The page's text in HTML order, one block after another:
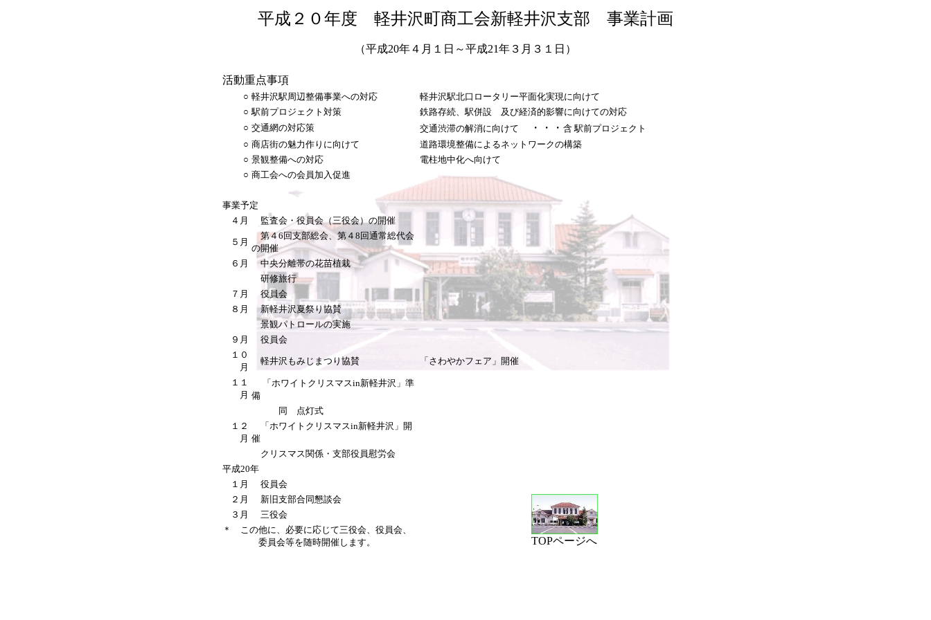
平成２０年度 軽井沢町商工会新軽井沢支部 事業計画
（平成20年４月１日～平成21年３月３１日）
活動重点事項
○ 軽井沢駅周辺整備事業への対応
軽井沢駅北口ロータリー平面化実現に向けて
○ 駅前プロジェクト対策
鉄路存続、駅併設 及び経済的影響に向けての対応
○ 交通網の対応策 交通渋滞の解消に向けて ・・・ 含 駅前プロジェクト
○ 商店街の魅力作りに向けて
道路環境整備によるネットワークの構築
○ 景観整備への対応
電柱地中化へ向けて
○ 商工会への会員加入促進
事業予定
４月
監査会・役員会（三役会）の開催
５月
第４6回支部総会、第４8回通常総代会
の開催
６月
中央分離帯の花苗植栽
研修旅行
７月
役員会
８月
新軽井沢夏祭り協賛
景観パトロールの実施
９月
役員会
１０
月
軽井沢もみじまつり協賛 「さわやかフェア」開催
１１
月
「ホワイトクリスマスin新軽井沢」準
備
同 点灯式
１２
月
「ホワイトクリスマスin新軽井沢」開
催
クリスマス関係・支部役員慰労会
TOPページへ
平成20年
１月
役員会
２月
新旧支部合同懇談会
３月
三役会
＊ この他に、必要に応じて三役会、役員会、
委員会等を随時開催します。